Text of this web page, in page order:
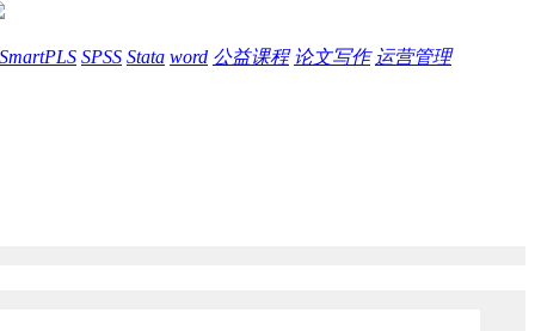
SmartPLS SPSS Stata word 公益课程 论文写作 运营管理